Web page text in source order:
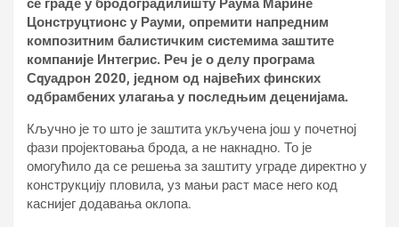
се граде у бродоградилишту Раума Марине
Цонструцтионс у Рауми, опремити напредним
композитним балистичким системима заштите
компаније Интегрис. Реч је о делу програма
Сqуадрон 2020, једном од највећих финских
одбрамбених улагања у последњим деценијама.
Кључно је то што је заштита укључена још у почетној
фази пројектовања брода, а не накнадно. То је
омогућило да се решења за заштиту уграде директно у
конструкцију пловила, уз мањи раст масе него код
каснијег додавања оклопа.